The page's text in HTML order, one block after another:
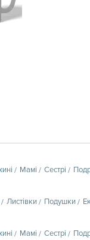
Мамі Сестрі
Листівки Подушки
Мамі Сестрі